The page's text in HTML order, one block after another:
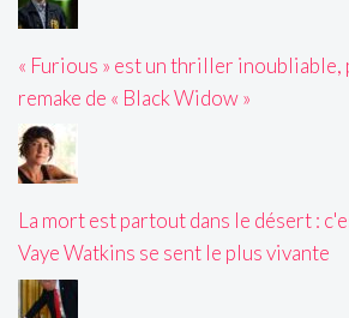
« Furious » est un thriller inoubliable,
remake de « Black Widow »
La mort est partout dans le désert :
Vaye Watkins se sent le plus vivante